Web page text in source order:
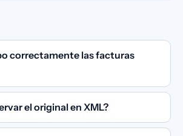
correctamente las facturas
el original en XML?